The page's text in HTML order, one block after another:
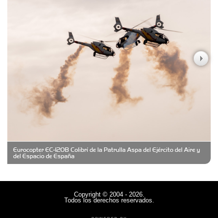
Carniceria y granja El Viejo Peña
Casa Berta
Clima Castelar
CONSERVAS YAMASIRO
Cubanico´s - Cubanitos Rellenos!
Eurocopter EC-120B Colibrí de la Patrulla Aspa del Ejército del Aire y
del Espacio de España
Copyright © 2004 - 2026.
Todos los derechos reservados.